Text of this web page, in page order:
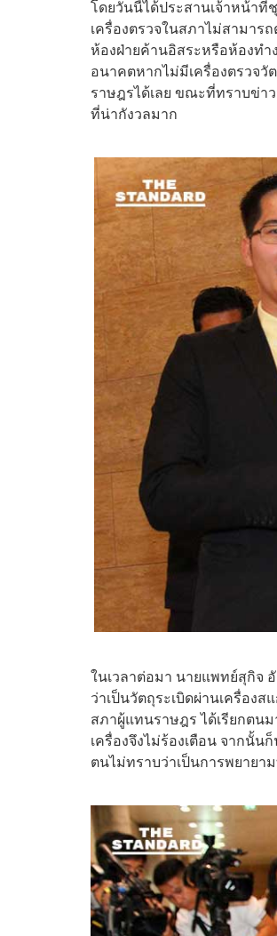
โดยวันนี้ได้ประสานเจ้าหน้าที่
เครื่องตรวจในสภาไม่สามาร
ห้องฝ่ายค้านอิสระหรือห้องท
อนาคตหากไม่มีเครื่องตรวจวั
ราษฎรได้เลย ขณะที่ทราบข่า
ที่น่ากังวลมาก
ในเวลาต่อมา นายแพทย์สุกิจ
ว่าเป็นวัตถุระเบิดผ่านเครื่อ
สภาผู้แทนราษฎร ได้เรียกตน
เครื่องจึงไม่ร้องเตือน จากนั้
ตนไม่ทราบว่าเป็นการพยายา